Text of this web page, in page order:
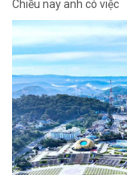
Chiều nay anh có việc